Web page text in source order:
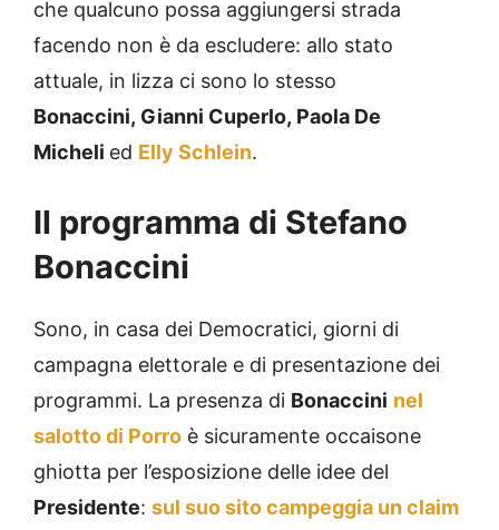
che qualcuno possa aggiungersi strada
facendo non è da escludere: allo stato
attuale, in lizza ci sono lo stesso
Bonaccini, Gianni Cuperlo, Paola De
Micheli ed Elly Schlein.
Il programma di Stefano
Bonaccini
Sono, in casa dei Democratici, giorni di
campagna elettorale e di presentazione dei
programmi. La presenza di Bonaccini nel
salotto di Porro è sicuramente occaisone
ghiotta per l’esposizione delle idee del
Presidente: sul suo sito campeggia un claim